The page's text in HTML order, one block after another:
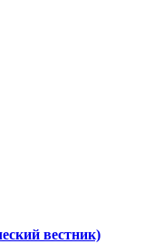
вестник)